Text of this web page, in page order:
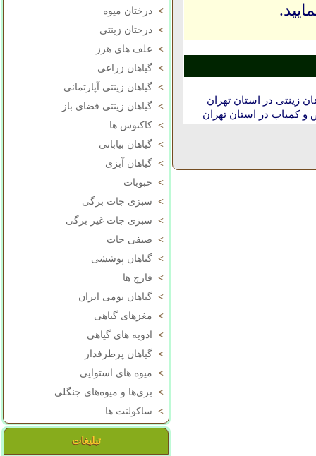
> درختان میوه
> درختان زینتی
> علف های هرز
> گیاهان زراعی
> گیاهان زینتی آپارتمانی
> گیاهان زینتی فضای باز
> کاکتوس ها
> گیاهان بیابانی
> گیاهان آبزی
> حبوبات
> سبزی جات برگی
> سبزی جات غیر برگی
> صیفی جات
> گیاهان پوششی
> قارچ ها
> گیاهان بومی ایران
> مغزهای گیاهی
>
ادویه های گیاهی
> گیاهان پرطرفدار
> میوه های استوایی
> بری‌ها و میوه‌های جنگلی
> ساکولنت ها
تبلیغات
زینتی در استان تهران
کمیاب در استان تهران